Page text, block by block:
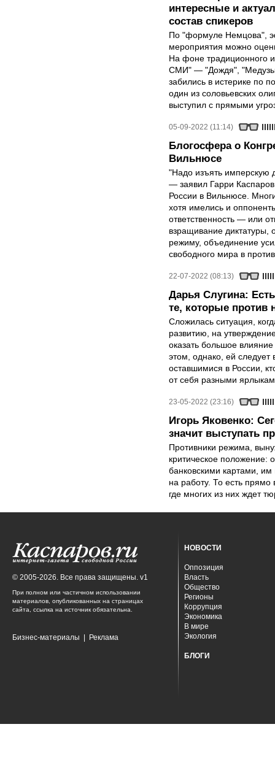
интересные и
состав спикеров
По "формуле Немцова",
мероприятия можно
На фоне традиционного
СМИ" — "Дождя",
забились в истерике по
один из соловьевских
выступил с прямыми
05-09-2022 (11:14)
Блогосфера о
Вильнюсе
"Надо изъять имперскую
— заявил Гарри
России в Вильнюсе.
хотя имелись и
ответственность — или
взращивание диктатуры,
режиму, объединение
свободного мира в
22-07-2022 (08:13)
Дарья Слугина:
те, которые против
Сложилась ситуация,
развитию, на
оказать большое
этом, однако, ей следует
оставшимися в России,
от себя разными
23-05-2022 (23:16)
Игорь Яковенко:
значит выступать
Противники режима,
критическое положение:
банковскими картами, им
на работу. То есть
где многих из них ждет
© 2005-2026. Все права защищены. v1
При полном или частичном использовании
материалов, опубликованных на страницах
сайта, ссылка на источник обязательна.
Бизнес-материалы Реклама
НОВОСТИ
Оппозиция
Власть
Общество
Регионы
Коррупция
Экономика
В мире
Экология
БЛОГИ